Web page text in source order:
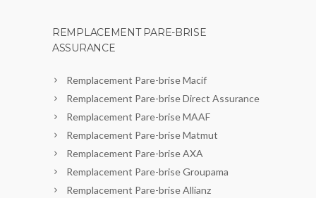
REMPLACEMENT PARE-BRISE
ASSURANCE
Remplacement Pare-brise Macif
Remplacement Pare-brise Direct Assurance
Remplacement Pare-brise MAAF
Remplacement Pare-brise Matmut
Remplacement Pare-brise AXA
Remplacement Pare-brise Groupama
Remplacement Pare-brise Allianz